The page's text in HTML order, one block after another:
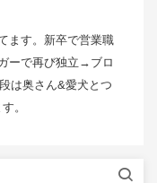
ます。新卒で営業職
ーで再び独立→ブロ
は奥さん&愛犬とつ
。